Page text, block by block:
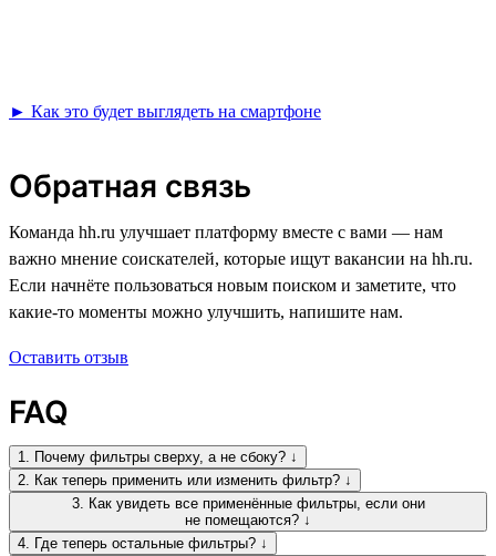
► Как это будет выглядеть на смартфоне
Обратная связь
Команда hh.ru улучшает платформу вместе с вами — нам
важно мнение соискателей, которые ищут вакансии на hh.ru.
Если начнёте пользоваться новым поиском и заметите, что
какие-то моменты можно улучшить, напишите нам.
Оставить отзыв
FAQ
1. Почему фильтры сверху, а не сбоку? ↓
2. Как теперь применить или изменить фильтр? ↓
3. Как увидеть все применённые фильтры, если они
не помещаются? ↓
4. Где теперь остальные фильтры? ↓